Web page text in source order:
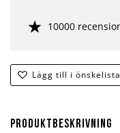
Lägg till i önskelista
10000
Produktbeskrivning